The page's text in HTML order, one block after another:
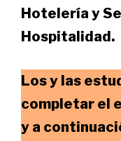
Hotelería y
Hospitalidad.
Los y las
completar el
y a